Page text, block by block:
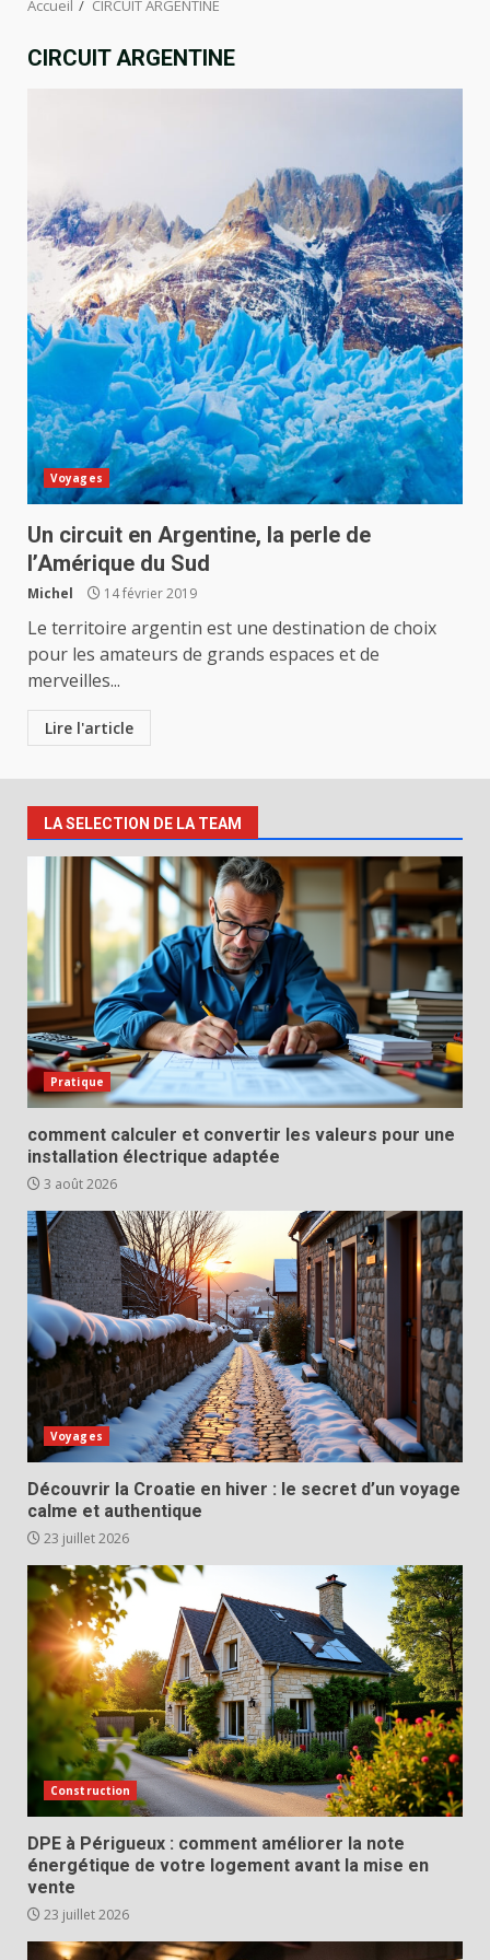
Accueil CIRCUIT ARGENTINE
CIRCUIT ARGENTINE
Voyages
Un circuit en Argentine, la perle de
l’Amérique du Sud
Michel 14 février 2019
Le territoire argentin est une destination de choix
pour les amateurs de grands espaces et de
merveilles...
Lire l'article
LA SELECTION DE LA TEAM
Pratique
comment calculer et convertir les valeurs pour une
installation électrique adaptée
3 août 2026
Voyages
Découvrir la Croatie en hiver : le secret d’un voyage
calme et authentique
23 juillet 2026
Construction
DPE à Périgueux : comment améliorer la note
énergétique de votre logement avant la mise en
vente
23 juillet 2026